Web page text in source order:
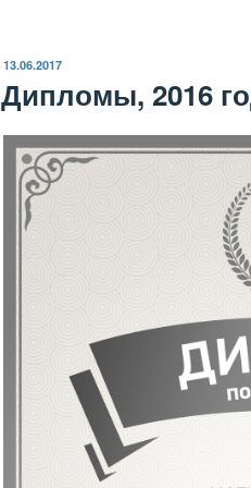
ОПУБЛИКОВАНО
13.06.2017
Дипломы, 2016